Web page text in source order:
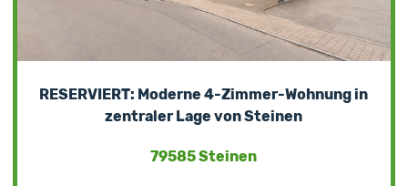
RESERVIERT: Moderne 4-Zimmer-Wohnung in
zentraler Lage von Steinen
79585 Steinen